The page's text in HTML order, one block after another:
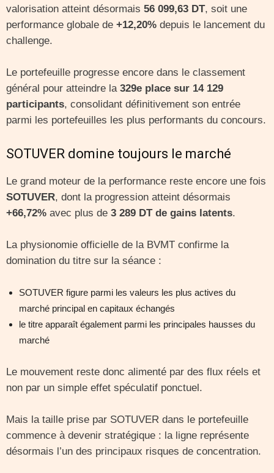
valorisation atteint désormais 56 099,63 DT, soit une
performance globale de +12,20% depuis le lancement du
challenge.
Le portefeuille progresse encore dans le classement
général pour atteindre la 329e place sur 14 129
participants, consolidant définitivement son entrée
parmi les portefeuilles les plus performants du concours.
SOTUVER domine toujours le marché
Le grand moteur de la performance reste encore une fois
SOTUVER, dont la progression atteint désormais
+66,72% avec plus de 3 289 DT de gains latents.
La physionomie officielle de la BVMT confirme la
domination du titre sur la séance :
SOTUVER figure parmi les valeurs les plus actives du
marché principal en capitaux échangés
le titre apparaît également parmi les principales hausses du
marché
Le mouvement reste donc alimenté par des flux réels et
non par un simple effet spéculatif ponctuel.
Mais la taille prise par SOTUVER dans le portefeuille
commence à devenir stratégique : la ligne représente
désormais l’un des principaux risques de concentration.